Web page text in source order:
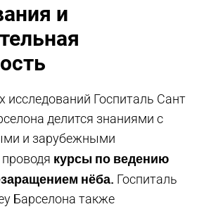
и
исследований Госпиталь Сант
делится знаниями с
и зарубежными
курсы по ведению
нёба. Госпиталь
Барселона также